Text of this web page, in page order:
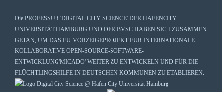
Die PROFESSUR 'DIGITAL CITY SCIENCE' DER HAFENCITY
UNIVERSITÄT HAMBURG UND DER BVSC HABEN SICH ZUSAMMEN
GETAN, UM DAS EU-VORZEIGEPROJEKT FÜR INTERNATIONALE
KOLLABORATIVE OPEN-SOURCE-SOFTWARE-
ENTWICKLUNG'MICADO' WEITER ZU ENTWICKELN UND FÜR DIE
FLÜCHTLINGSHILFE IN DEUTSCHEN KOMMUNEN ZU ETABLIEREN.